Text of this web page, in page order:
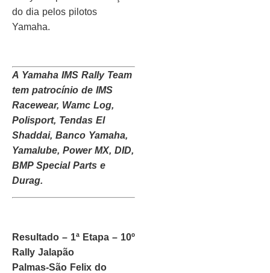
do dia pelos pilotos
Yamaha.
A Yamaha IMS Rally Team
tem patrocínio de IMS
Racewear, Wamc Log,
Polisport, Tendas El
Shaddai, Banco Yamaha,
Yamalube, Power MX, DID,
BMP Special Parts e
Durag.
Resultado – 1ª Etapa – 10º
Rally Jalapão
Palmas-São Felix do